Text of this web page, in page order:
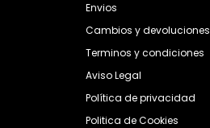
Envios
Cambios y devoluciones
Terminos y condiciones
Aviso Legal
Política de privacidad
Politica de Cookies